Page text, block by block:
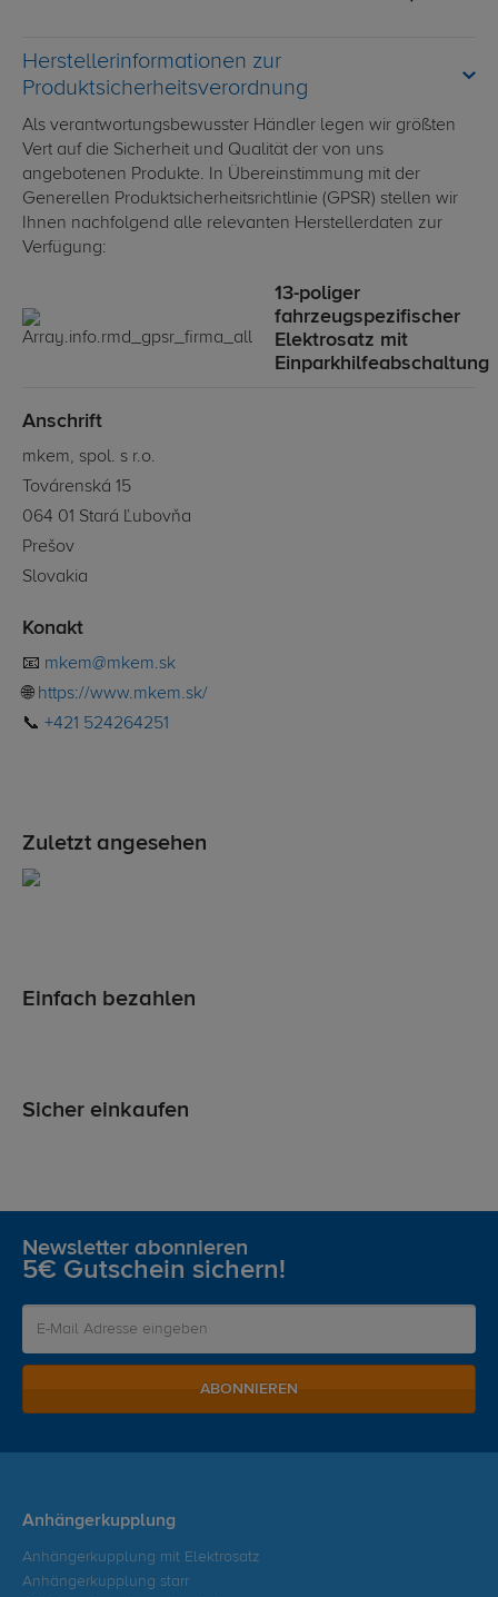
Herstellerinformationen zur
Produktsicherheitsverordnung
Als verantwortungsbewusster Händler legen wir größten
Vert auf die Sicherheit und Qualität der von uns
angebotenen Produkte. In Übereinstimmung mit der
Generellen Produktsicherheitsrichtlinie (GPSR) stellen wir
Ihnen nachfolgend alle relevanten Herstellerdaten zur
Verfügung:
13-poliger
fahrzeugspezifischer
Elektrosatz mit
Einparkhilfeabschaltung
Anschrift
mkem, spol. s r.o.
Továrenská 15
064 01 Stará Ľubovňa
Prešov
Slovakia
Konakt
📧 mkem@mkem.sk
🌐 https://www.mkem.sk/
📞 +421 524264251
Zuletzt angesehen
Einfach bezahlen
Sicher einkaufen
Newsletter abonnieren
5€ Gutschein sichern!
ABONNIEREN
Anhängerkupplung
Anhängerkupplung mit Elektrosatz
Anhängerkupplung starr